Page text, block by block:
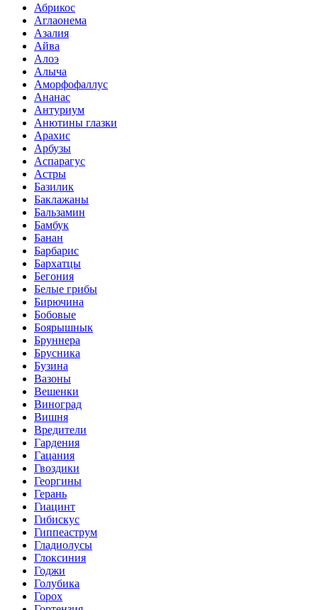
Абрикос
Аглаонема
Азалия
Айва
Алоэ
Алыча
Аморфофаллус
Ананас
Антуриум
Анютины глазки
Арахис
Арбузы
Аспарагус
Астры
Базилик
Баклажаны
Бальзамин
Бамбук
Банан
Барбарис
Бархатцы
Бегония
Белые грибы
Бирючина
Бобовые
Боярышнык
Бруннера
Брусника
Бузина
Вазоны
Вешенки
Виноград
Вишня
Вредители
Гардения
Гацания
Гвоздики
Георгины
Герань
Гиацинт
Гибискус
Гиппеаструм
Гладиолусы
Глоксиния
Годжи
Голубика
Горох